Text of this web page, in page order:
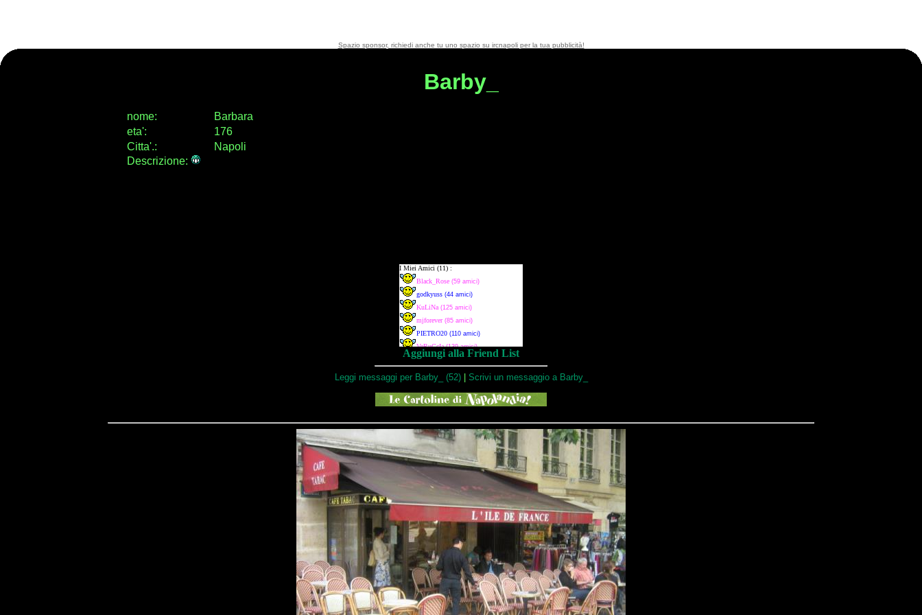
Spazio sponsor, richiedi anche tu uno spazio su ircnapoli per la tua pubblicità!
Barby_
nome:
Barbara
eta':
176
Citta'.:
Napoli
Descrizione:
Aggiungi alla Friend List
Leggi messaggi per Barby_ (52)| Scrivi un messaggio a Barby_